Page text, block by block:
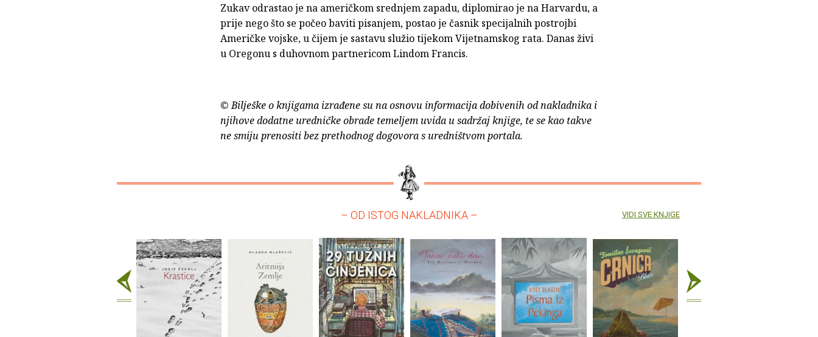
Zukav odrastao je na američkom srednjem zapadu, diplomirao je na Harvardu, a
prije nego što se počeo baviti pisanjem, postao je časnik specijalnih postrojbi
Američke vojske, u čijem je sastavu služio tijekom Vijetnamskog rata. Danas živi
u Oregonu s duhovnom partnericom Lindom Francis.
© Bilješke o knjigama izrađene su na osnovu informacija dobivenih od nakladnika i
njihove dodatne uredničke obrade temeljem uvida u sadržaj knjige, te se kao takve
ne smiju prenositi bez prethodnog dogovora s uredništvom portala.
– OD ISTOG NAKLADNIKA – VIDI SVE KNJIGE